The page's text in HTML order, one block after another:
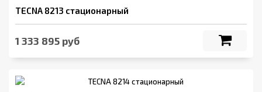
TECNA 8213 стационарный
1 333 895 руб